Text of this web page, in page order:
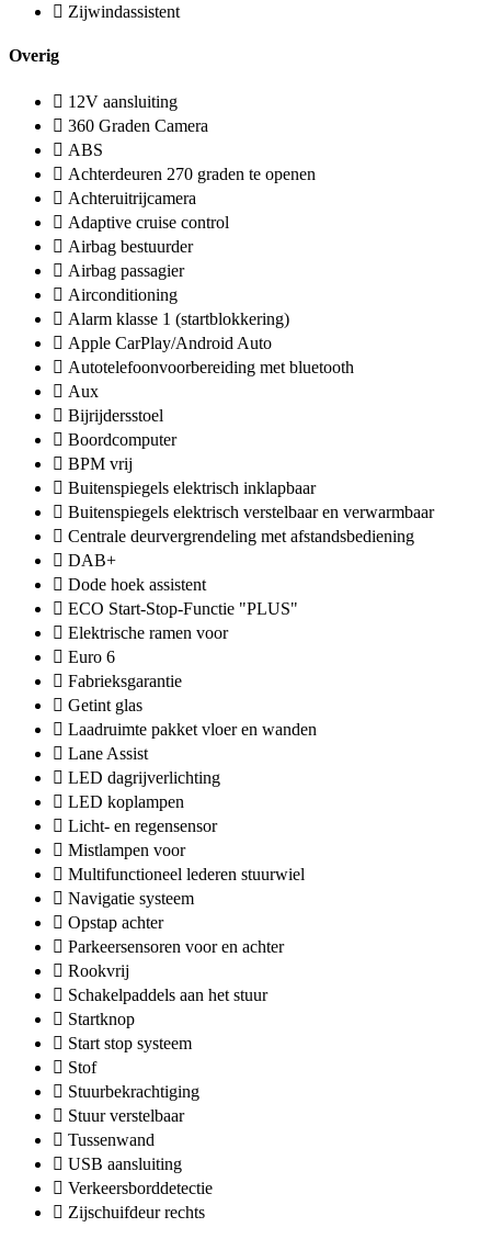
Zijwindassistent
Overig
12V aansluiting
360 Graden Camera
ABS
Achterdeuren 270 graden te openen
Achteruitrijcamera
Adaptive cruise control
Airbag bestuurder
Airbag passagier
Airconditioning
Alarm klasse 1 (startblokkering)
Apple CarPlay/Android Auto
Autotelefoonvoorbereiding met bluetooth
Aux
Bijrijdersstoel
Boordcomputer
BPM vrij
Buitenspiegels elektrisch inklapbaar
Buitenspiegels elektrisch verstelbaar en verwarmbaar
Centrale deurvergrendeling met afstandsbediening
DAB+
Dode hoek assistent
ECO Start-Stop-Functie "PLUS"
Elektrische ramen voor
Euro 6
Fabrieksgarantie
Getint glas
Laadruimte pakket vloer en wanden
Lane Assist
LED dagrijverlichting
LED koplampen
Licht- en regensensor
Mistlampen voor
Multifunctioneel lederen stuurwiel
Navigatie systeem
Opstap achter
Parkeersensoren voor en achter
Rookvrij
Schakelpaddels aan het stuur
Startknop
Start stop systeem
Stof
Stuurbekrachtiging
Stuur verstelbaar
Tussenwand
USB aansluiting
Verkeersborddetectie
Zijschuifdeur rechts